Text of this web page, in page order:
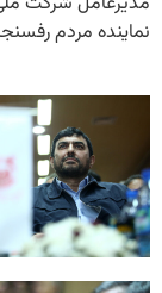
نماینده مردم